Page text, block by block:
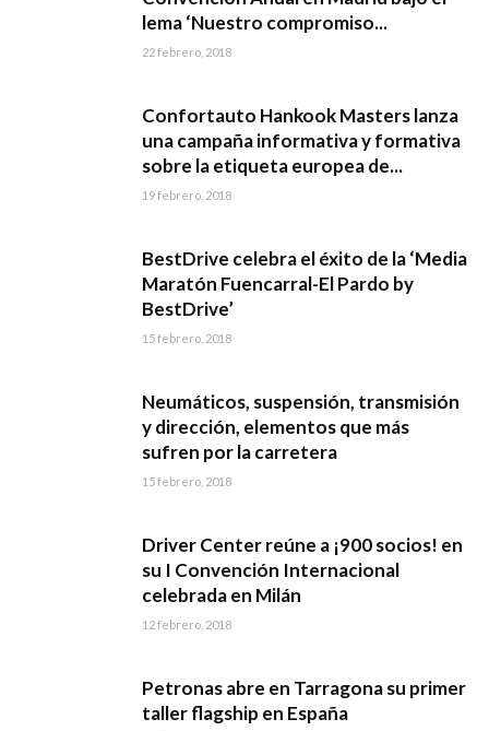
lema ‘Nuestro compromiso...
22 febrero, 2018
Confortauto Hankook Masters lanza
una campaña informativa y formativa
sobre la etiqueta europea de...
19 febrero, 2018
BestDrive celebra el éxito de la ‘Media
Maratón Fuencarral-El Pardo by
BestDrive’
15 febrero, 2018
Neumáticos, suspensión, transmisión
y dirección, elementos que más
sufren por la carretera
15 febrero, 2018
Driver Center reúne a ¡900 socios! en
su I Convención Internacional
celebrada en Milán
12 febrero, 2018
Petronas abre en Tarragona su primer
taller flagship en España